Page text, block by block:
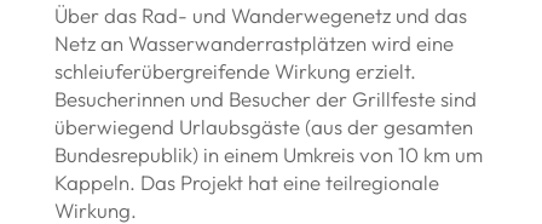
Über das Rad- und Wanderwegenetz und das
Netz an Wasserwanderrastplätzen wird eine
schleiuferübergreifende Wirkung erzielt.
Besucherinnen und Besucher der Grillfeste sind
überwiegend Urlaubsgäste (aus der gesamten
Bundesrepublik) in einem Umkreis von 10 km um
Kappeln. Das Projekt hat eine teilregionale
Wirkung.